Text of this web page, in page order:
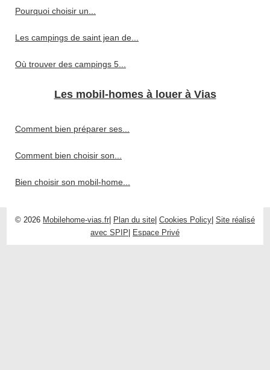
Pourquoi choisir un...
Les campings de saint jean de...
Où trouver des campings 5...
Les mobil-homes à louer à Vias
Comment bien préparer ses...
Comment bien choisir son...
Bien choisir son mobil-home...
© 2026 Mobilehome-vias.fr| Plan du site| Cookies Policy| Site réalisé
avec SPIP| Espace Privé